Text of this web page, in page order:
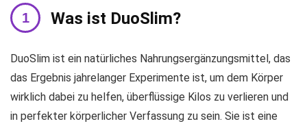
Was ist DuoSlim?
DuoSlim ist ein natürliches Nahrungsergänzungsmittel, das
das Ergebnis jahrelanger Experimente ist, um dem Körper
wirklich dabei zu helfen, überflüssige Kilos zu verlieren und
in perfekter körperlicher Verfassung zu sein. Sie ist eine